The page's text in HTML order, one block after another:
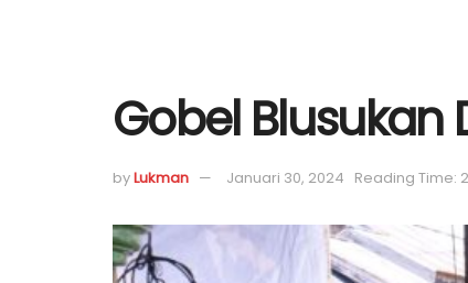
Gobel Blusukan
byLukman Januari 30, 2024 Reading Time: